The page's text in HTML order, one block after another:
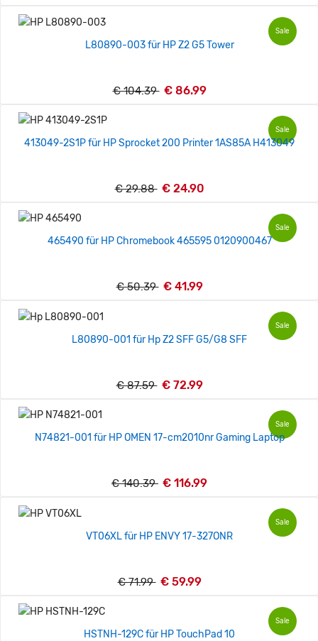
Sale
L80890-003 für HP Z2 G5 Tower
€ 104.39 € 86.99
Sale
413049-2S1P für HP Sprocket 200 Printer 1AS85A H413049
€ 29.88 € 24.90
Sale
465490 für HP Chromebook 465595 0120900467
€ 50.39 € 41.99
Sale
L80890-001 für Hp Z2 SFF G5/G8 SFF
€ 87.59 € 72.99
Sale
N74821-001 für HP OMEN 17-cm2010nr Gaming Laptop
€ 140.39 € 116.99
Sale
VT06XL für HP ENVY 17-327ONR
€ 71.99 € 59.99
Sale
HSTNH-129C für HP TouchPad 10